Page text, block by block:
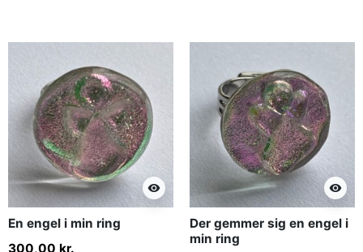
visibility
En engel i min ring
300,00 kr.
visibility
Der gemmer sig en engel i
min ring